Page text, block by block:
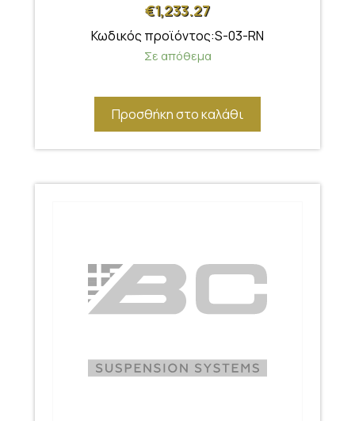
€1,233.27
Κωδικός προϊόντος:S-03-RN
Σε απόθεμα
Προσθήκη στο καλάθι